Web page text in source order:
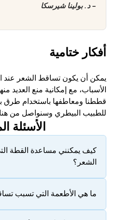
- د. بولينا شيرسكا
أفكار ختامية
للطبيب البيطري وسنواصل من
الأسئلة
الشعر؟
ما هي الأطعمة التي تسبب